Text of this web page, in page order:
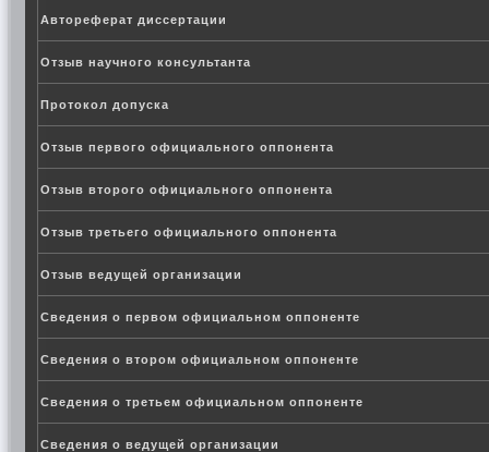
Автореферат диссертации
Отзыв научного консультанта
Протокол допуска
Отзыв первого официального оппонента
Отзыв второго официального оппонента
Отзыв третьего официального оппонента
Отзыв ведущей организации
Сведения о первом официальном оппоненте
Сведения о втором официальном оппоненте
Сведения о третьем официальном оппоненте
Сведения о ведущей организации